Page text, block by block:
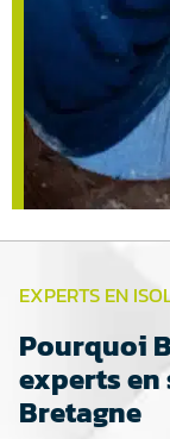
EXPERTS EN
Pourquoi
experts
Bretagne